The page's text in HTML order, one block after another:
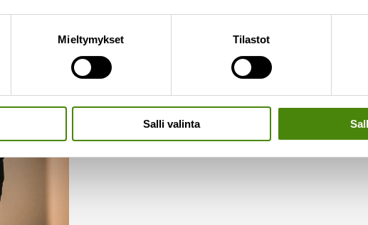
Mieltymykset Tilastot
Salli valinta
Keskustelu Raahen jätehuollon
18.3.2026
Viime viikolla kokosimme jätelautakunnan, Vestian
yhteiseen tiedotustilaisuuteen, jossa avasimme
vaihtoehtoja jätehuollon tulevaisuuden
puheenvuoroja, kysymyksiä ja näkökulmia